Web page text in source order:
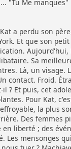
"Tu Me manques"
a perdu son
Et que son petit
Aujourd'hui,
Sa
Là, un visage.
contact. Froid.
? Et puis, cet
Pour Kat,
la plus
Des femmes
liberté ; des
Les mensonges